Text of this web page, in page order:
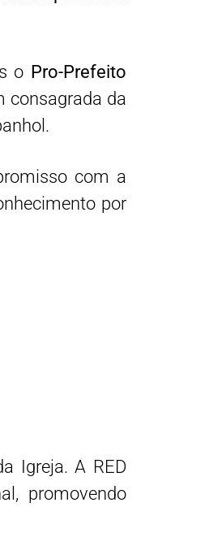
o Pro-Prefeito
consagrada da
com a
por
Igreja. A RED
promovendo